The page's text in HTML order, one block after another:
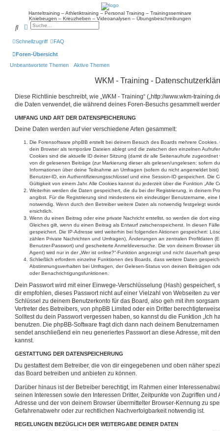
Hanteltraining – Athletiktraining – Personal Training – Trainingsseminare
Kniebeugen – Kreuzheben – Videoanalysen – Übungsbeschreibungen
SucheErweiterte Suche
Schnellzugriff FAQ
Foren-Übersicht
Unbeantwortete Themen
Aktive Themen
WKM - Training -
Diese Richtlinie beschreibt, wie „WKM - Training“ („http://www.wkm-
die Daten verwendet, die während deines Foren-Besuchs gesammelt
UMFANG UND ART DER DATENSPEICHERUNG
Deine Daten werden auf vier verschiedene Arten gesammelt:
Die Forensoftware phpBB erstellt bei deinem Besuch des Boards mehrere
dein Browser als temporäre Dateien ablegt und die zwischen den einzelnen
Cookies sind die aktuelle ID deiner Sitzung (damit dir alle Seitenaufrufe
von dir gelesenen Beiträge (zur Markierung dieser als gelesen/ungelesen; sofern
Informationen über deine Teilnahme an Umfragen (sofern du nicht angemeldet
Benutzer-ID, ein Authentifizierungsschlüssel und eine Session-ID gespeichert. Die
Gültigkeit von einem Jahr. Alle Cookies kannst du jederzeit über die Funktion „Alle
Weiterhin werden die Daten gespeichert, die du bei der Registrierung, in deinem
angibst. Für die Registrierung sind mindestens ein eindeutiger Benutzername, eine
notwendig. Wenn durch den Betreiber weitere Daten als notwendig festgelegt
ersichtlich.
Wenn du einen Beitrag oder eine private Nachricht erstellst, so werden die dort
Gleiches gilt, wenn du einen Beitrag als Entwurf zwischenspeicherst. In diesen
gespeichert. Die IP-Adresse wird weiterhin bei folgenden Aktionen gespeichert:
zählen Private Nachrichten und Umfragen), Änderungen an zentralen Profildaten
Benutzer-Passwort) und gescheiterte Anmeldeversuche. Die von deinem Browser
Agent) wird nur in der „Wer ist online?“-Funktion angezeigt und nicht dauerhaft
Schließlich erfordern einzelne Funktionen des Boards, dass weitere Daten
Abstimmungsverhalten bei Umfragen, der Gelesen-Status von deinen Beiträgen
oder Benachrichtigungsfunktionen.
Dein Passwort wird mit einer Einwege-Verschlüsselung (Hash) gespeichert,
dir empfohlen, dieses Passwort nicht auf einer Vielzahl von Webseiten zu
Schlüssel zu deinem Benutzerkonto für das Board, also geh mit ihm
Vertreter des Betreibers, von phpBB Limited oder ein Dritter
Solltest du dein Passwort vergessen haben, so kannst du die Funktion „Ich
benutzen. Die phpBB-Software fragt dich dann nach deinem
sendet anschließend ein neu generiertes Passwort an diese Adresse, mit
kannst.
GESTATTUNG DER DATENSPEICHERUNG
Du gestattest dem Betreiber, die von dir eingegebenen und oben näher
das Board betreiben und anbieten zu können.
Darüber hinaus ist der Betreiber berechtigt, im Rahmen einer
seinen Interessen sowie den Interessen Dritter, Zeitpunkte von Zugriffen und
Adresse und der von deinem Browser übermittelter Browser-Kennung zu
Gefahrenabwehr oder zur rechtlichen Nachverfolgbarkeit notwendig ist.
REGELUNGEN BEZÜGLICH DER WEITERGABE DEINER DATEN